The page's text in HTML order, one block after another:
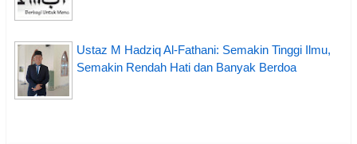
Ustaz M Hadziq Al-Fathani: Semakin Tinggi Ilmu,
Semakin Rendah Hati dan Banyak Berdoa